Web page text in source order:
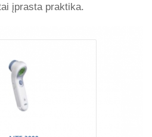
įprasta praktika.